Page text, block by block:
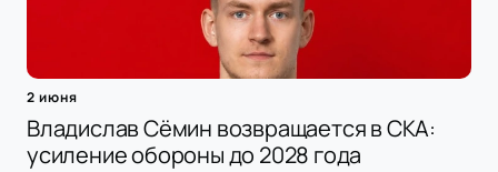
2 июня
Владислав Сёмин возвращается в СКА:
усиление обороны до 2028 года